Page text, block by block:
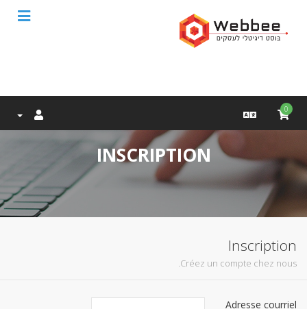
0
INSCRIPTION
Inscription
Créez un compte chez nous.
Adresse courriel